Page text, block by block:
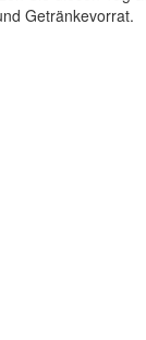
Getränkevorrat.